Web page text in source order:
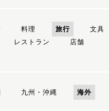
料理 旅行
文具
レストラン
店舗
九州・沖縄 海外